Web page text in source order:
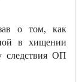
о том, как
в хищении
следствия ОП